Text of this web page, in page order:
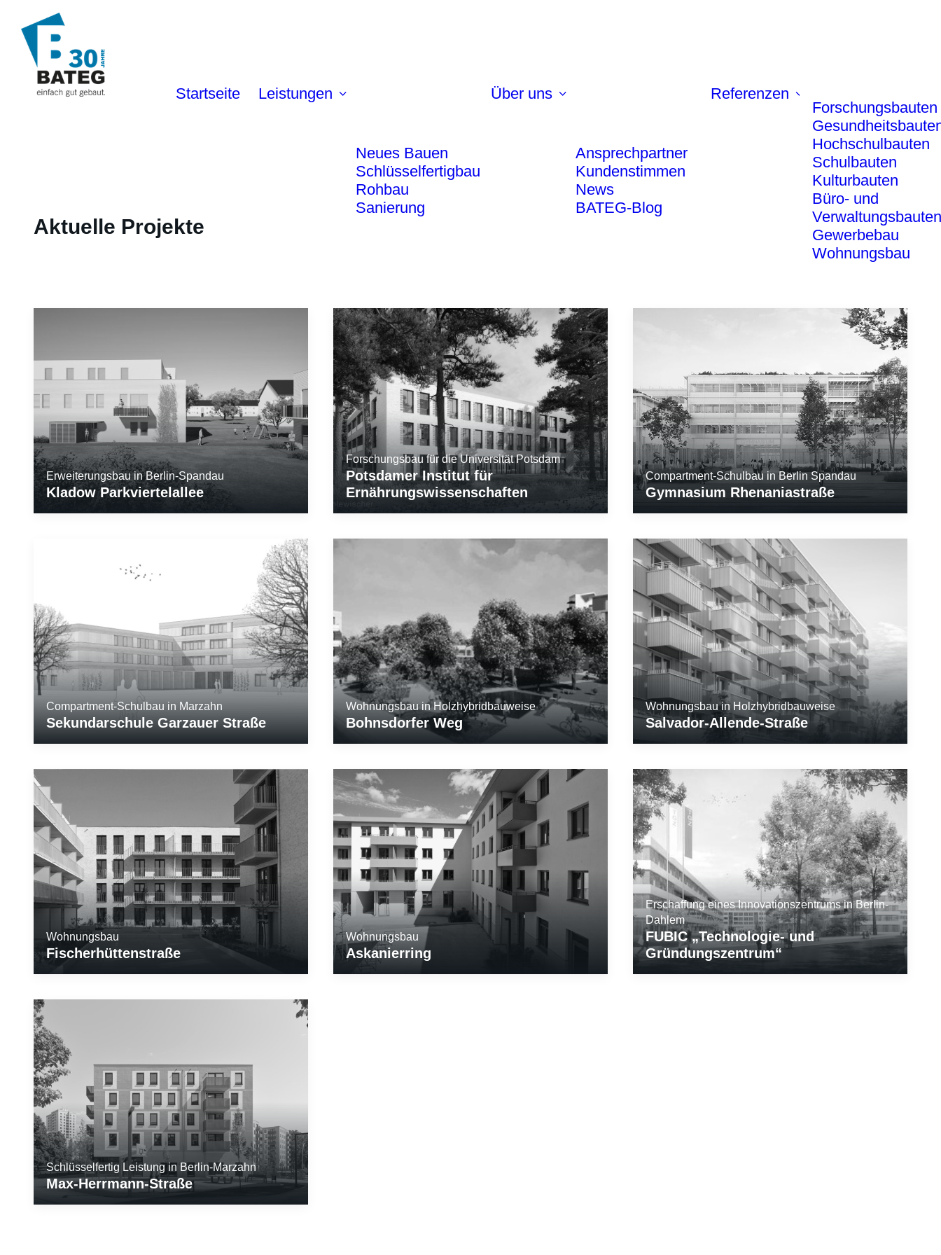
Startseite Leistungen
Neues Bauen
Schlüsselfertigbau
Rohbau
Sanierung
Über uns
Ansprechpartner
Kundenstimmen
News
BATEG-Blog
Referenzen
Forschungsbauten
Hochschulbauten
Schulbauten
Kulturbauten
Büro- und
Verwaltungsbauten
Gewerbebau
Wohnungsbau
Aktuelle Projekte
Erweiterungsbau in Berlin-Spandau
Kladow Parkviertelallee
Forschungsbau für die Universität Potsdam
Potsdamer Institut für
Ernährungswissenschaften
Compartment-Schulbau in Berlin Spandau
Gymnasium Rhenaniastraße
Compartment-Schulbau in Marzahn
Sekundarschule Garzauer Straße
Wohnungsbau in Holzhybridbauweise
Bohnsdorfer Weg
Wohnungsbau in Holzhybridbauweise
Salvador-Allende-Straße
Wohnungsbau
Fischerhüttenstraße
Wohnungsbau
Askanierring
Erschaffung eines Innovationszentrums in Berlin-
Dahlem
FUBIC „Technologie- und
Gründungszentrum“
Schlüsselfertig Leistung in Berlin-Marzahn
Max-Herrmann-Straße